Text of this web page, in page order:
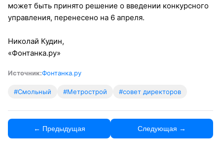
может быть принято решение о введении конкурсного
управления, перенесено на 6 апреля.
Николай Кудин,
«Фонтанка.ру»
Источник:Фонтанка.ру
#Смольный #Метрострой #совет директоров
← Предыдущая Следующая →